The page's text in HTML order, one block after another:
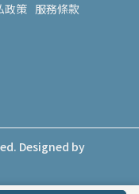
政策 服務條款
Designed by